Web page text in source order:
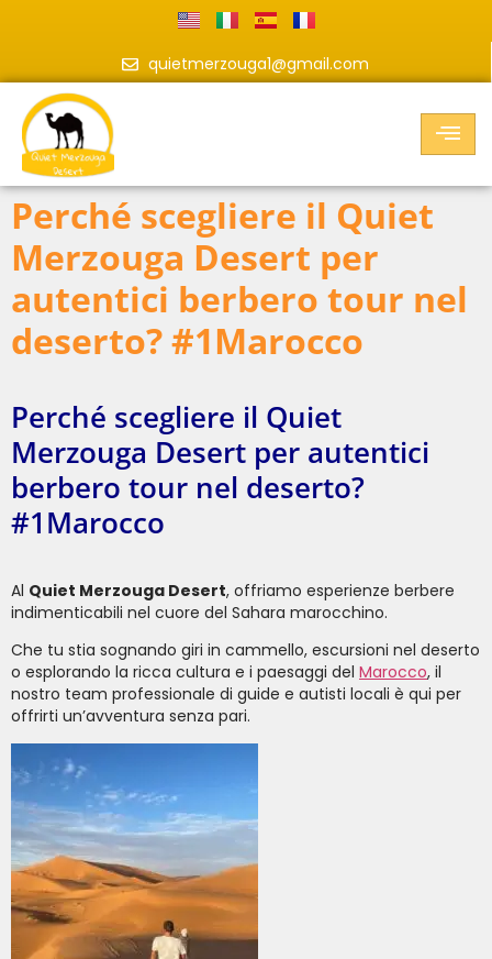
quietmerzouga1@gmail.com
Perché scegliere il Quiet
Merzouga Desert per
autentici berbero tour nel
deserto? #1Marocco
Perché scegliere il Quiet
Merzouga Desert per autentici
berbero tour nel deserto?
#1Marocco
Al Quiet Merzouga Desert, offriamo esperienze berbere
indimenticabili nel cuore del Sahara marocchino.
Che tu stia sognando giri in cammello, escursioni nel deserto
o esplorando la ricca cultura e i paesaggi del Marocco, il
nostro team professionale di guide e autisti locali è qui per
offrirti un’avventura senza pari.